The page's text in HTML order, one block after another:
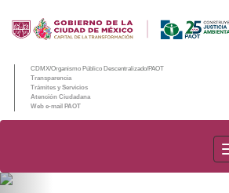
CDMX/Organismo Público Descentralizado/PAOT
Transparencia
Trámites y Servicios
Atención Ciudadana
Web e-mail PAOT